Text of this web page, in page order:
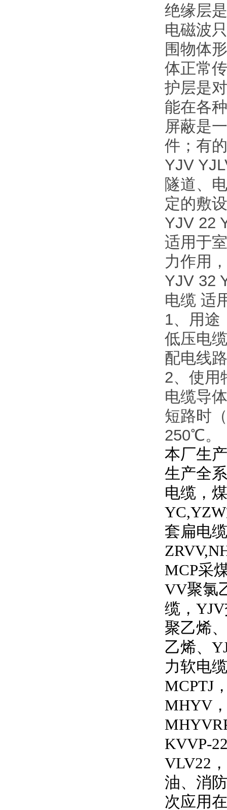
绝缘层
电磁波
围物体
体正常
护层是
能在各
屏蔽是
件；有
YJV
隧道、
定的敷
YJV 22
适用于
力作用
YJV 32
电缆 适
1、用途
低压电
配电线
2、使用
电缆导
短路时
250℃。
本厂生
生产全
电缆，
YC,YZW
套扁电
MCP采
VV聚氯
缆， YJV
聚乙烯、
乙烯、
力软电
MCPTJ
MHYV
KVVP-
VLV22 ，
油、消
次应用